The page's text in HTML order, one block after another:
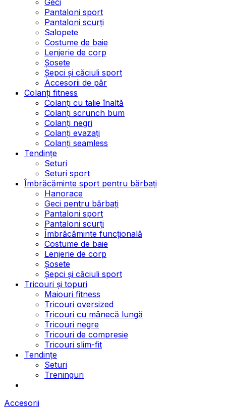
Pantaloni sport
Pantaloni scurți
Salopete
Costume de baie
Lenjerie de corp
Șosete
Șepci și căciuli sport
Accesorii de păr
Colanți fitness
Colanți cu talie înaltă
Colanți scrunch bum
Colanți negri
Colanți evazați
Colanți seamless
Tendințe
Seturi
Seturi sport
Îmbrăcăminte sport pentru bărbați
Hanorace
Geci pentru bărbați
Pantaloni sport
Pantaloni scurți
Îmbrăcăminte funcțională
Costume de baie
Lenjerie de corp
Șosete
Șepci și căciuli sport
Tricouri și topuri
Maiouri fitness
Tricouri oversized
Tricouri cu mânecă lungă
Tricouri negre
Tricouri de compresie
Tricouri slim-fit
Tendințe
Seturi
Treninguri
Accesorii